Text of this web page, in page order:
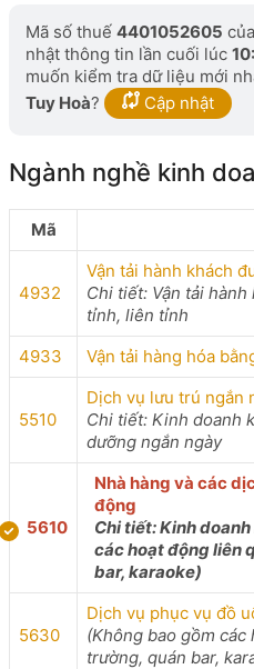
Mã số thuế 4401052605
nhật thông tin lần cuối lúc
muốn kiểm tra dữ liệu mới
Tuy Hoà? Cập nhật
Ngành nghề kinh
Mã
4932
Vận tải hành khách
Chi tiết: Vận tải
tỉnh, liên tỉnh
4933
Vận tải hàng hóa
5510
Dịch vụ lưu trú ngắn
Chi tiết: Kinh doanh
dưỡng ngắn ngày
5610
Nhà hàng và các
động
Chi tiết: Kinh
các hoạt động liên
bar, karaoke)
5630
Dịch vụ phục vụ đồ
(Không bao gồm
trường, quán bar,